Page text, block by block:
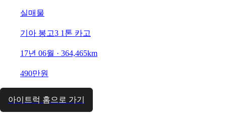
실매물
기아 봉고3 1톤 카고
17년 06월 · 364,465km
490만원
아이트럭 홈으로 가기